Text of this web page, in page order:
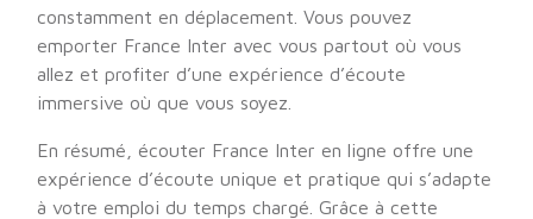
constamment en déplacement. Vous pouvez
emporter France Inter avec vous partout où vous
allez et profiter d’une expérience d’écoute
immersive où que vous soyez.
En résumé, écouter France Inter en ligne offre une
expérience d’écoute unique et pratique qui s’adapte
à votre emploi du temps chargé. Grâce à cette